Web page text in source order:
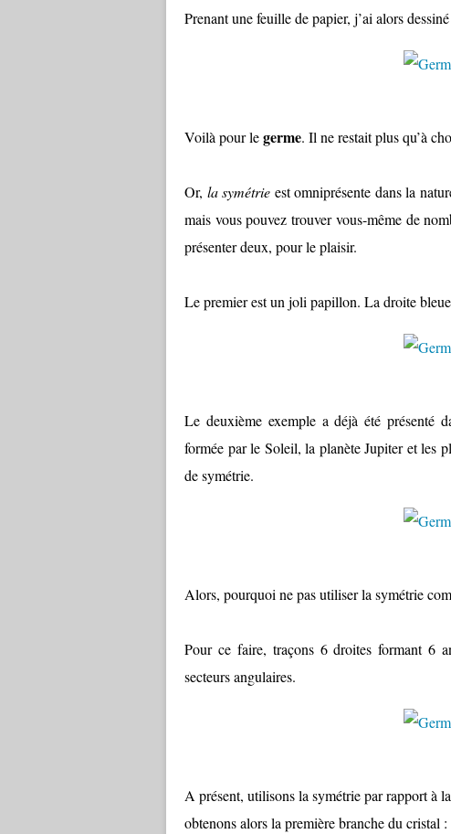
Prenant une feuille de papier, j’ai alors
Voilà pour legerme. Il ne restait plus qu’à
Or, la symétrie est omniprésente dans la
mais vous pouvez trouver vous-même de
présenter deux, pour le plaisir.
Le premier est un joli papillon. La droite
Le deuxième exemple a déjà été présenté
formée par le Soleil, la planète Jupiter et les
de symétrie.
Alors, pourquoi ne pas utiliser la symétrie
Pour ce faire, traçons 6 droites formant 6
secteurs angulaires.
A présent, utilisons la symétrie par rapport à
obtenons alors la première branche du cristal :